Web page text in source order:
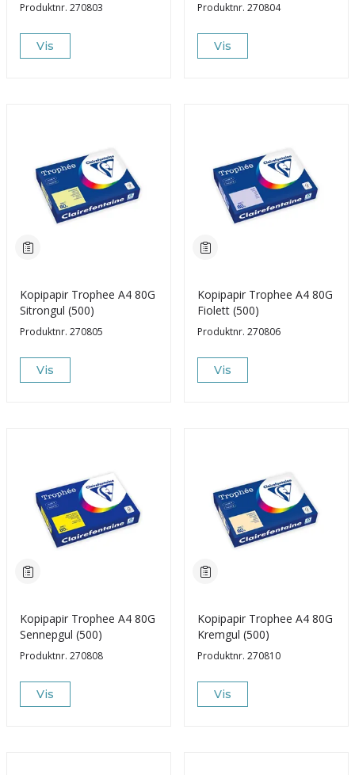
Produktnr. 270803
Vis
Produktnr. 270804
Vis
Kopipapir Trophee A4 80G
Sitrongul (500)
Produktnr. 270805
Vis
Kopipapir Trophee A4 80G
Fiolett (500)
Produktnr. 270806
Vis
Kopipapir Trophee A4 80G
Sennepgul (500)
Produktnr. 270808
Vis
Kopipapir Trophee A4 80G
Kremgul (500)
Produktnr. 270810
Vis